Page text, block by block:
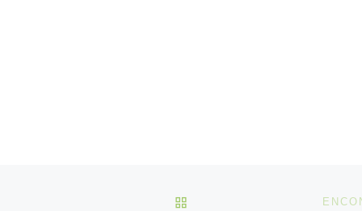
VOLTAR À LISTA DE